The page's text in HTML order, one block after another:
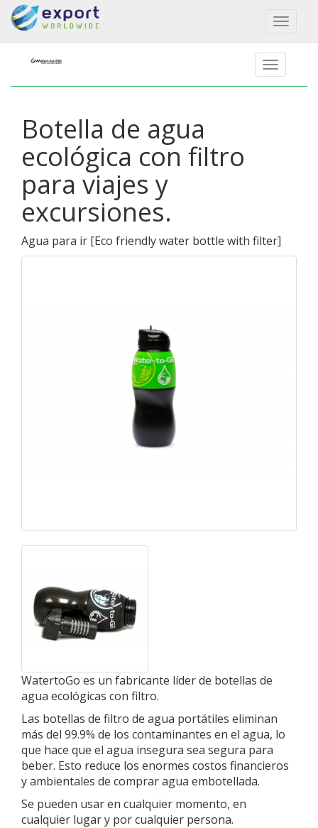
Toggle
Botella de agua
ecológica con filtro
para viajes y
excursiones.
Agua para ir [Eco friendly water bottle with filter]
WatertoGo es un fabricante líder de botellas de
agua ecológicas con filtro.
Las botellas de filtro de agua portátiles eliminan
más del 99.9% de los contaminantes en el agua, lo
que hace que el agua insegura sea segura para
beber. Esto reduce los enormes costos financieros
y ambientales de comprar agua embotellada.
Se pueden usar en cualquier momento, en
cualquier lugar y por cualquier persona.